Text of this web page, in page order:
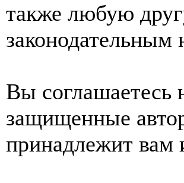
также любую
законодательным
Вы соглашаетесь
защищенные
принадлежит вам